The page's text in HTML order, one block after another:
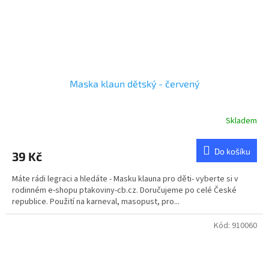
Maska klaun dětský - červený
Skladem
39 Kč Do košíku
Máte rádi legraci a hledáte - Masku klauna pro děti- vyberte si v
rodinném e-shopu ptakoviny-cb.cz. Doručujeme po celé České
republice. Použití na karneval, masopust, pro...
Kód: 910060